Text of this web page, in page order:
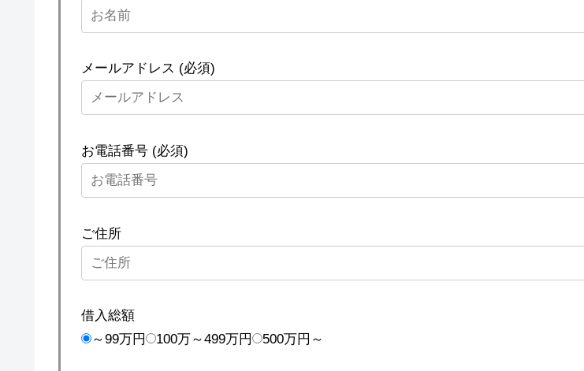
メールアドレス (必須)
お電話番号 (必須)
ご住所
借入総額
～99万円
100万～499万円 500万円～